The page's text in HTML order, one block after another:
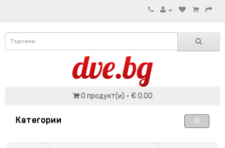
0 продукт(и) - € 0.00
Категории